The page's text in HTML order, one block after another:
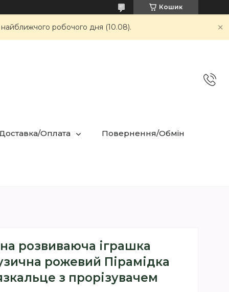
Кошик
робочого дня (10.08).
Оплата Повернення/Обмін
розвиваюча іграшка
рожевий Пірамідка
з прорізувачем